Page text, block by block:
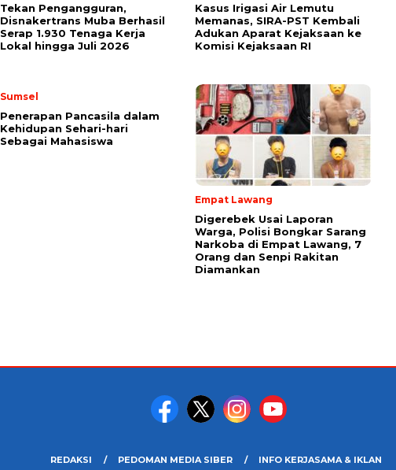
Tekan Pengangguran,
Disnakertrans Muba Berhasil
Serap 1.930 Tenaga Kerja
Lokal hingga Juli 2026
Kasus Irigasi Air Lemutu
Memanas, SIRA-PST Kembali
Adukan Aparat Kejaksaan ke
Komisi Kejaksaan RI
Sumsel
Penerapan Pancasila dalam
Kehidupan Sehari-hari
Sebagai Mahasiswa
Empat Lawang
Digerebek Usai Laporan
Warga, Polisi Bongkar Sarang
Narkoba di Empat Lawang, 7
Orang dan Senpi Rakitan
Diamankan
REDAKSI PEDOMAN MEDIA SIBER INFO KERJASAMA & IKLAN